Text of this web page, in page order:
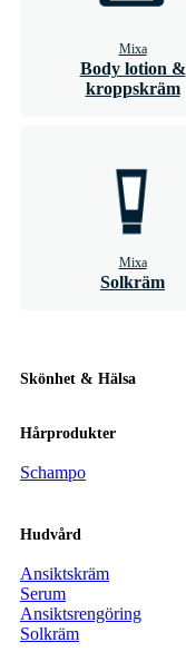
Mixa
Body lotion &
kroppskräm
Mixa
Solkräm
Skönhet & Hälsa
Hårprodukter
Schampo
Hudvård
Ansiktskräm
Serum
Ansiktsrengöring
Solkräm